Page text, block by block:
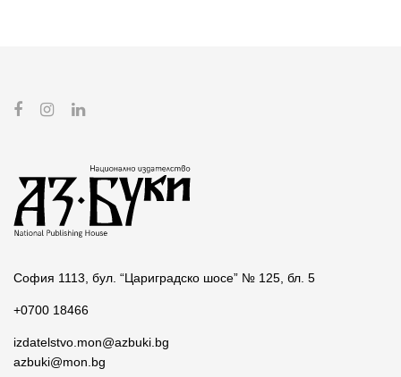
София 1113, бул. “Цариградско шосе” № 125, бл. 5
+0700 18466
izdatelstvo.mon@azbuki.bg
azbuki@mon.bg